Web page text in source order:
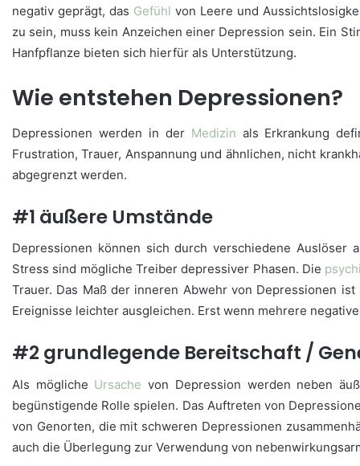
negativ geprägt, das Gefühl von Leere und
zu sein, muss kein Anzeichen einer Depression sein. Ein
Hanfpflanze bieten sich hierfür als Unterstützung.
Wie entstehen Depressionen?
Depressionen werden in der Medizin als Erkrankung
Frustration, Trauer, Anspannung und ähnlichen, nicht
abgegrenzt werden.
#1 äußere Umstände
Depressionen können sich durch verschiedene Auslöser
Stress sind mögliche Treiber depressiver Phasen. Die
Trauer. Das Maß der inneren Abwehr von Depressionen
Ereignisse leichter ausgleichen. Erst wenn mehrere
#2 grundlegende Bereitschaft /
Als mögliche Ursache von Depression werden neben
begünstigende Rolle spielen. Das Auftreten von
von Genorten, die mit schweren Depressionen
auch die Überlegung zur Verwendung von